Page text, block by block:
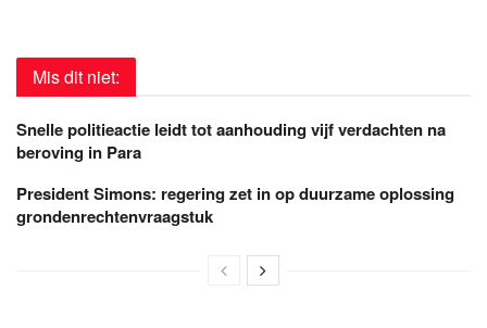
Mis dit niet:
Snelle politieactie leidt tot aanhouding vijf verdachten na
beroving in Para
President Simons: regering zet in op duurzame oplossing
grondenrechtenvraagstuk